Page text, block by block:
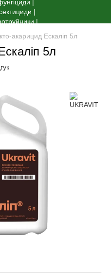
акарицид Ескаліп 5л
5л